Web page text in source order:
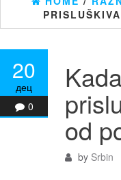
20
дец
0
od
by Srbin